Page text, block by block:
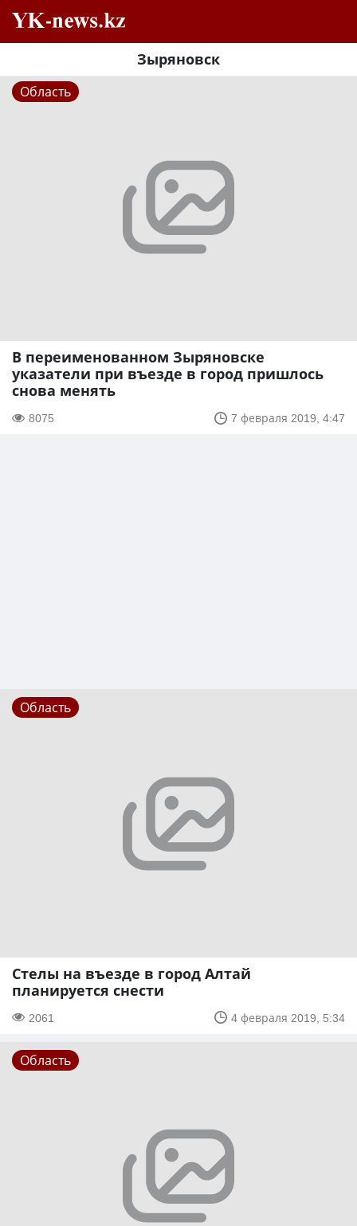
Зыряновск
Область
В переименованном Зыряновске
указатели при въезде в город пришлось
снова менять
8075 7 февраля 2019, 4:47
Область
Стелы на въезде в город Алтай
планируется снести
2061 4 февраля 2019, 5:34
Область